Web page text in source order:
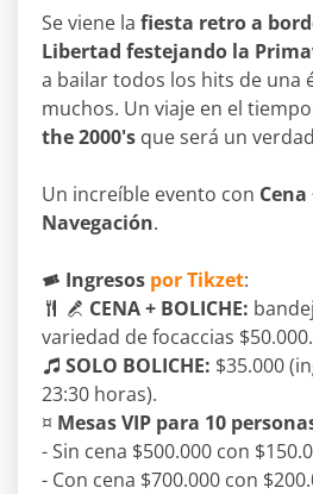
Se viene la fiesta retro a
Libertad festejando la
a bailar todos los hits de una
muchos. Un viaje en el
the 2000's que será un
Un increíble evento con
Navegación.
Ingresos por Tikzet:
CENA + BOLICHE:
variedad de focaccias $50.000.
SOLO BOLICHE: $35.000
23:30 horas).
¤ Mesas VIP para 10
- Sin cena $500.000 con
- Con cena $700.000 con